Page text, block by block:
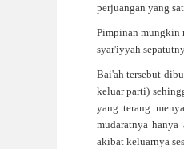
perjuangan yang
Pimpinan mungkin
syar'iyyah
Bai'ah tersebut
keluar parti)
yang terang
mudaratnya
akibat keluarnya